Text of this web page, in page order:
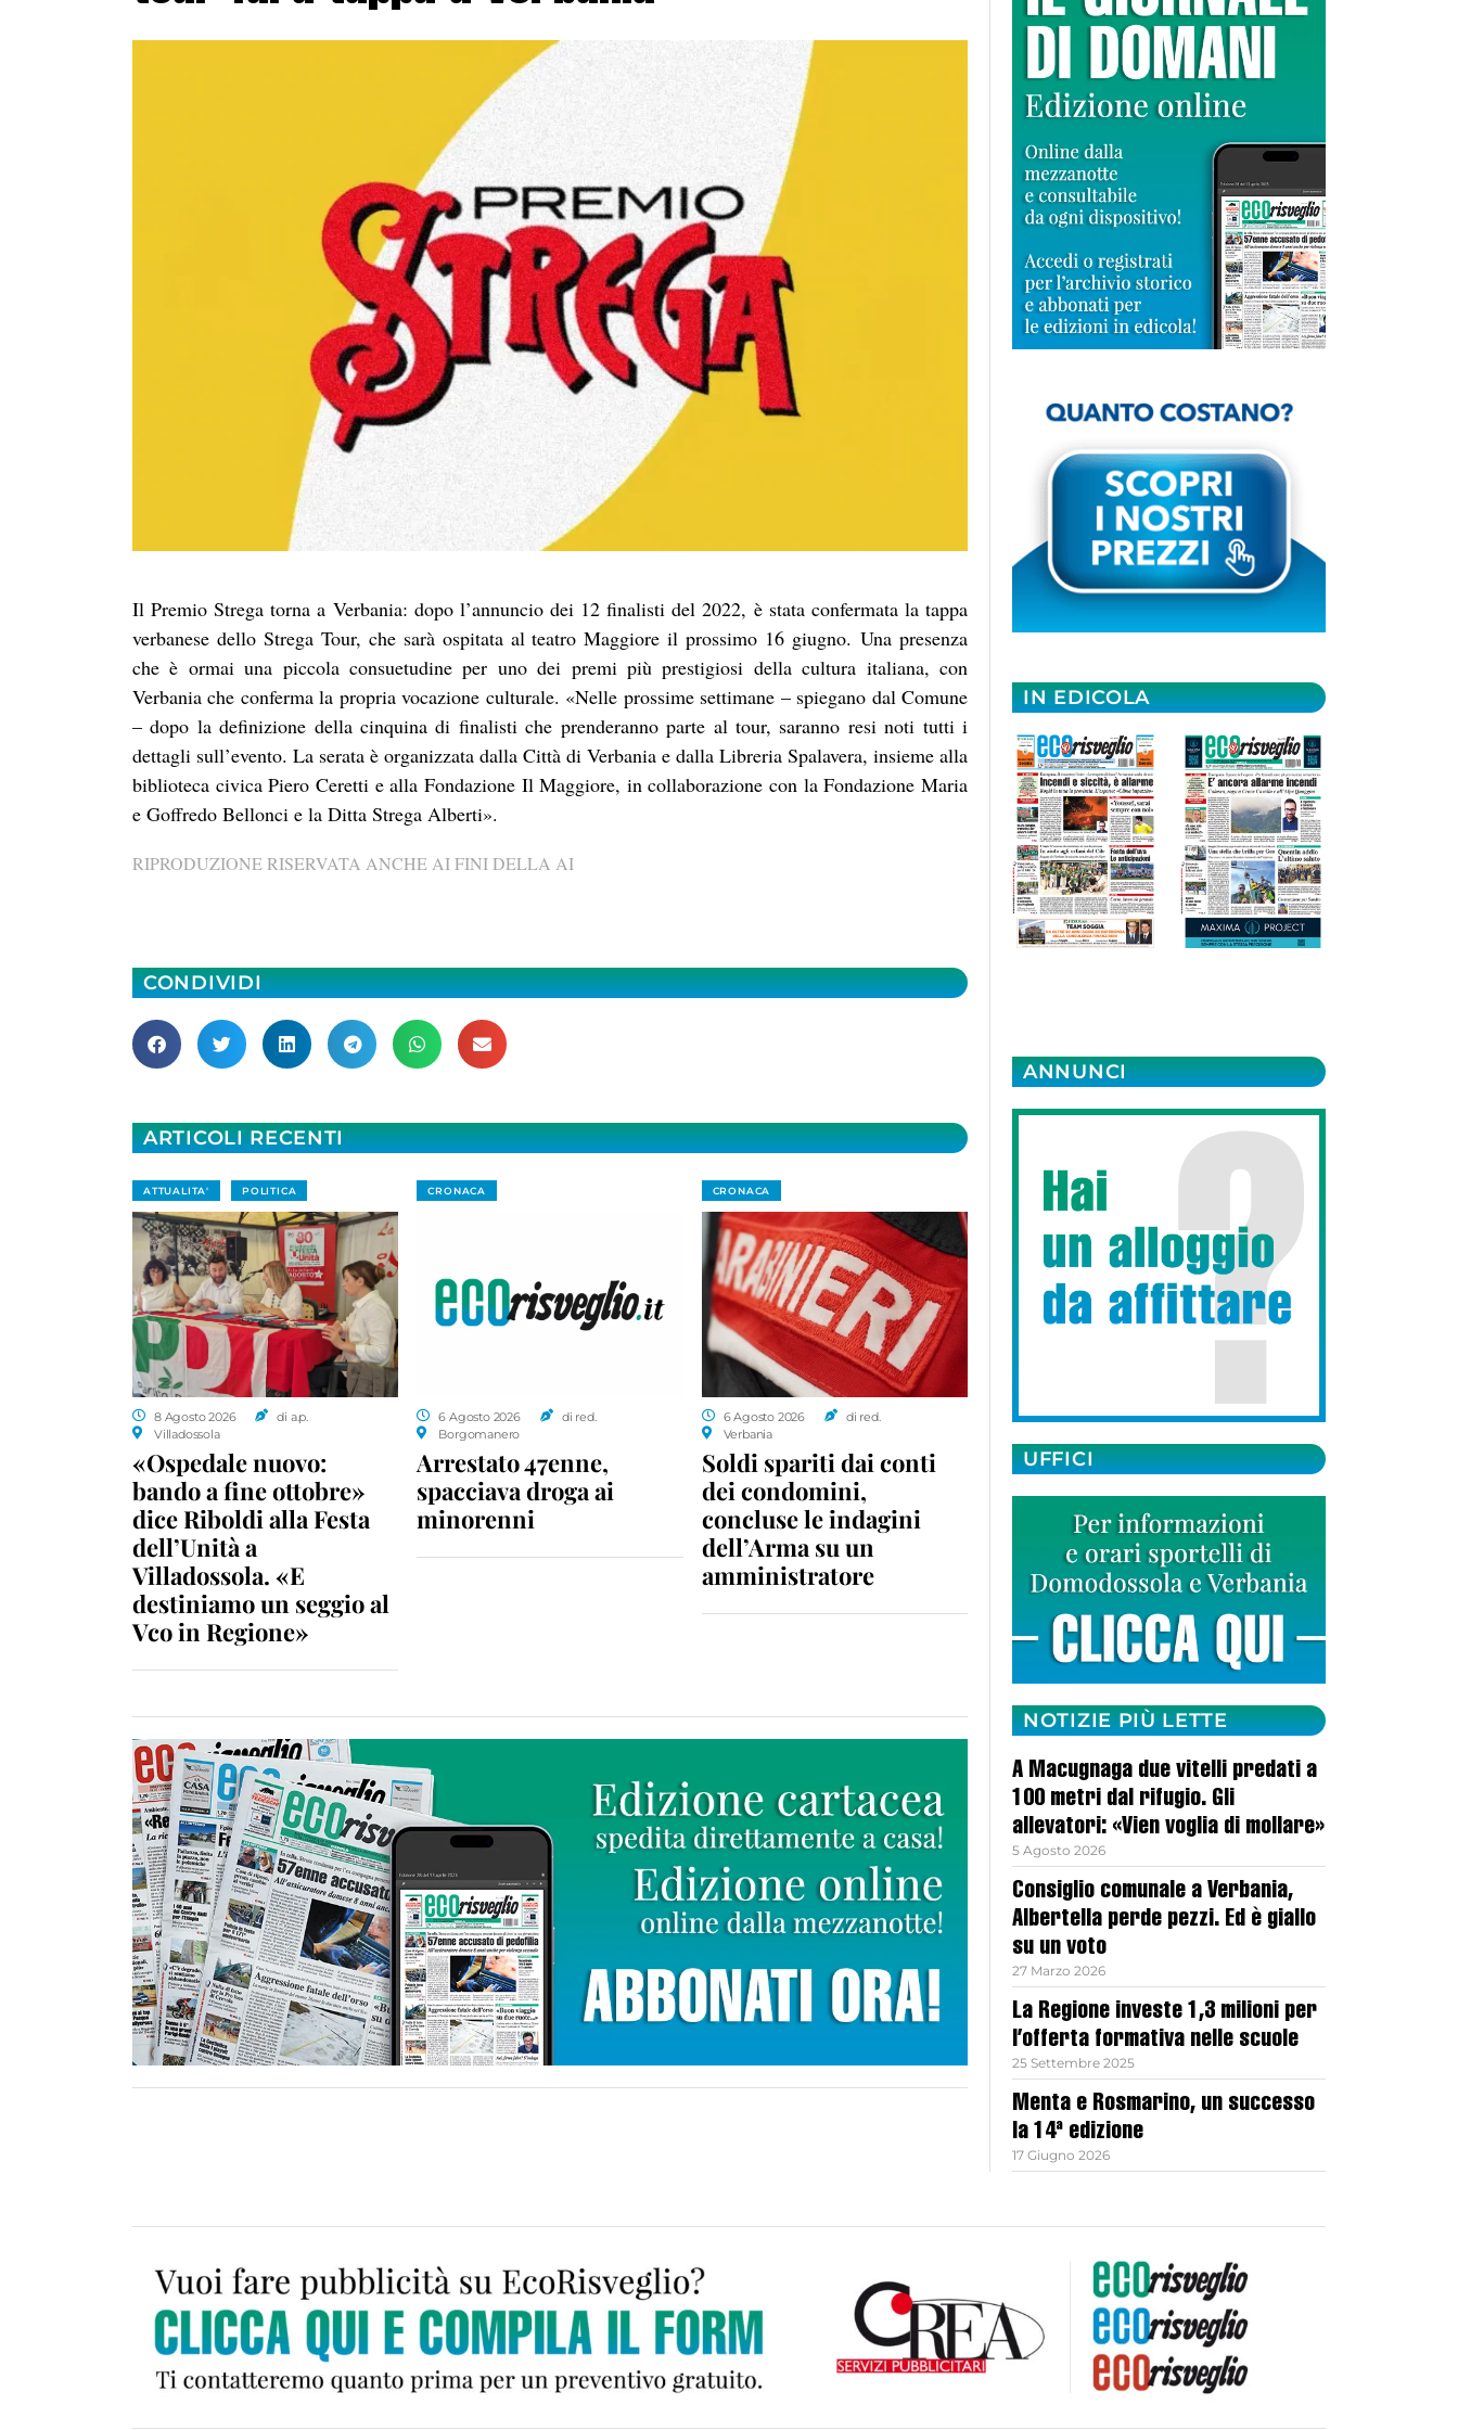
Il Premio Strega torna a Verbania: dopo l’annuncio dei 12 finalisti del 2022, è stata confermata la tappa
verbanese dello Strega Tour, che sarà ospitata al teatro Maggiore il prossimo 16 giugno. Una presenza
che è ormai una piccola consuetudine per uno dei premi più prestigiosi della cultura italiana, con
Verbania che conferma la propria vocazione culturale. «Nelle prossime settimane – spiegano dal Comune
– dopo la definizione della cinquina di finalisti che prenderanno parte al tour, saranno resi noti tutti i
dettagli sull’evento. La serata è organizzata dalla Città di Verbania e dalla Libreria Spalavera, insieme alla
biblioteca civica Piero Ceretti e alla Fondazione Il Maggiore, in collaborazione con la Fondazione Maria
e Goffredo Bellonci e la Ditta Strega Alberti».
RIPRODUZIONE RISERVATA ANCHE AI FINI DELLA AI
CONDIVIDI
ARTICOLI RECENTI
ATTUALITA' POLITICA
8 Agosto 2026
di a.p.
Villadossola
«Ospedale nuovo:
bando a fine ottobre»
dice Riboldi alla Festa
dell’Unità a
Villadossola. «E
destiniamo un seggio al
Vco in Regione»
CRONACA
6 Agosto 2026
di red.
Borgomanero
Arrestato 47enne,
spacciava droga ai
minorenni
CRONACA
6 Agosto 2026
di red.
Verbania
Soldi spariti dai conti
dei condomini,
concluse le indagini
dell’Arma su un
amministratore
IN EDICOLA
ANNUNCI
UFFICI
NOTIZIE PIÙ LETTE
A Macugnaga due vitelli predati a
100 metri dal rifugio. Gli
allevatori: «Vien voglia di mollare»
5 Agosto 2026
Consiglio comunale a Verbania,
Albertella perde pezzi. Ed è giallo
su un voto
27 Marzo 2026
La Regione investe 1,3 milioni per
l’offerta formativa nelle scuole
25 Settembre 2025
Menta e Rosmarino, un successo
la 14ª edizione
17 Giugno 2026